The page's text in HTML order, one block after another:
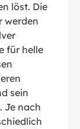
löst. Die
werden
für helle
sein
Je nach